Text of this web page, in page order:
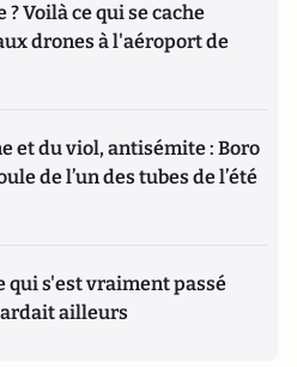
? Voilà ce qui se cache
drones à l'aéroport de
et du viol, antisémite : Boro
de l’un des tubes de l’été
qui s'est vraiment passé
ailleurs